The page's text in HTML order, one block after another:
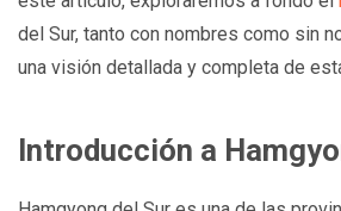
del Sur, tanto con nombres como sin
una visión detallada y completa de
Introducción a